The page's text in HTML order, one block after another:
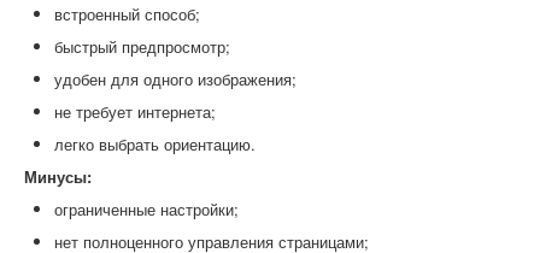
встроенный способ;
быстрый предпросмотр;
удобен для одного изображения;
не требует интернета;
легко выбрать ориентацию.
Минусы:
ограниченные настройки;
нет полноценного управления страницами;